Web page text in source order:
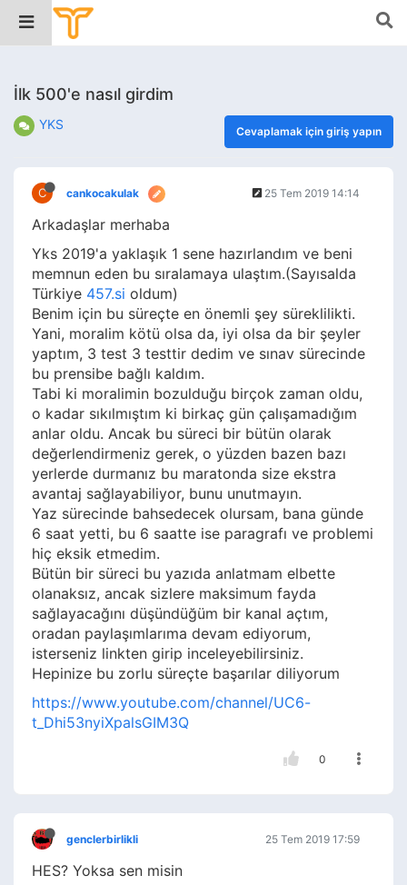
İlk 500'e nasıl girdim
YKS Cevaplamak için giriş yapın
C cankocakulak 25 Tem 2019 14:14
Arkadaşlar merhaba
Yks 2019'a yaklaşık 1 sene hazırlandım ve beni
memnun eden bu sıralamaya ulaştım.(Sayısalda
Türkiye 457.si oldum)
Benim için bu süreçte en önemli şey süreklilikti.
Yani, moralim kötü olsa da, iyi olsa da bir şeyler
yaptım, 3 test 3 testtir dedim ve sınav sürecinde
bu prensibe bağlı kaldım.
Tabi ki moralimin bozulduğu birçok zaman oldu,
o kadar sıkılmıştım ki birkaç gün çalışamadığım
anlar oldu. Ancak bu süreci bir bütün olarak
değerlendirmeniz gerek, o yüzden bazen bazı
yerlerde durmanız bu maratonda size ekstra
avantaj sağlayabiliyor, bunu unutmayın.
Yaz sürecinde bahsedecek olursam, bana günde
6 saat yetti, bu 6 saatte ise paragrafı ve problemi
hiç eksik etmedim.
Bütün bir süreci bu yazıda anlatmam elbette
olanaksız, ancak sizlere maksimum fayda
sağlayacağını düşündüğüm bir kanal açtım,
oradan paylaşımlarıma devam ediyorum,
isterseniz linkten girip inceleyebilirsiniz.
Hepinize bu zorlu süreçte başarılar diliyorum
https://www.youtube.com/channel/UC6-
t_Dhi53nyiXpalsGIM3Q
0
genclerbirlikli 25 Tem 2019 17:59
HES? Yoksa sen misin